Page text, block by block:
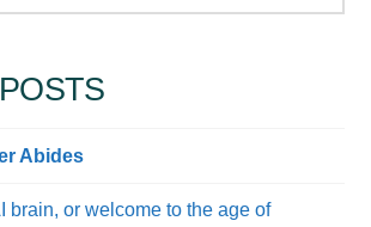
Abides
brain, or welcome to the age of